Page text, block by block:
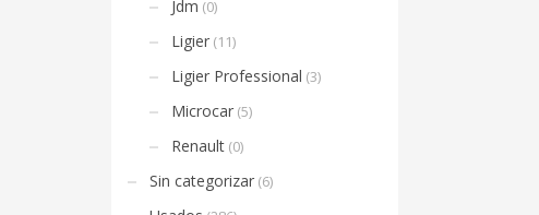
Jdm (0)
Ligier (11)
Ligier Professional (3)
Microcar (5)
Renault (0)
Sin categorizar (6)